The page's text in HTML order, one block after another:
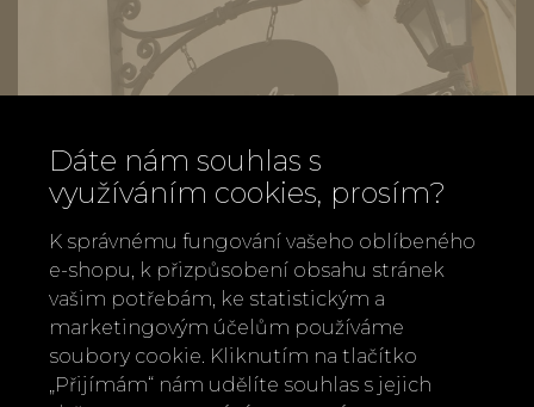
Zavolejte nám
+420 737 886 915
Dáte nám souhlas s
využíváním cookies, prosím?
K správnému fungování vašeho oblíbeného
e-shopu, k přizpůsobení obsahu stránek
vašim potřebám, ke statistickým a
marketingovým účelům používáme
soubory cookie. Kliknutím na tlačítko
„Přijímám“ nám udělíte souhlas s jejich